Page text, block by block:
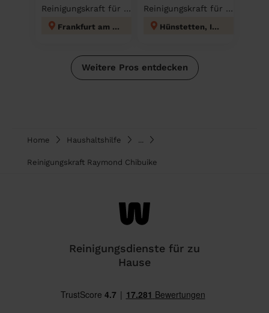
Reinigungskraft für deinen Haushalt
Frankfurt am Main
Reinigungskraft für deinen Haushalt
Hünstetten, Idstein
Weitere Pros entdecken
Home Haushaltshilfe
Reinigungskraft Raymond Chibuike
Reinigungsdienste für zu
Hause